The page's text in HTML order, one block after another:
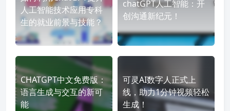
人工智能技术应用专科
生的就业前景与技能？
chatGPT人工智能：开
创沟通新纪元！
CHATGPT中文免费版：
语言生成与交互的新可
能
可灵AI数字人正式上
线，助力1分钟视频轻松
生成！